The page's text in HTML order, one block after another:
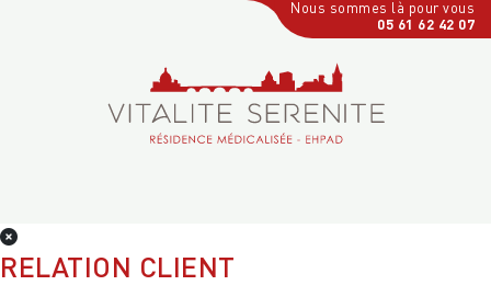
Nous sommes là pour vous
05 61 62 42 07
RELATION CLIENT